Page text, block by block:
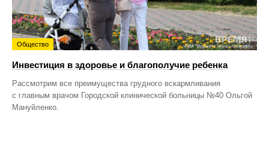
Общество
Инвестиция в здоровье и благополучие ребенка
Рассмотрим все преимущества грудного вскармливания
с главным врачом Городской клинической больницы №40 Ольгой
Мануйленко.